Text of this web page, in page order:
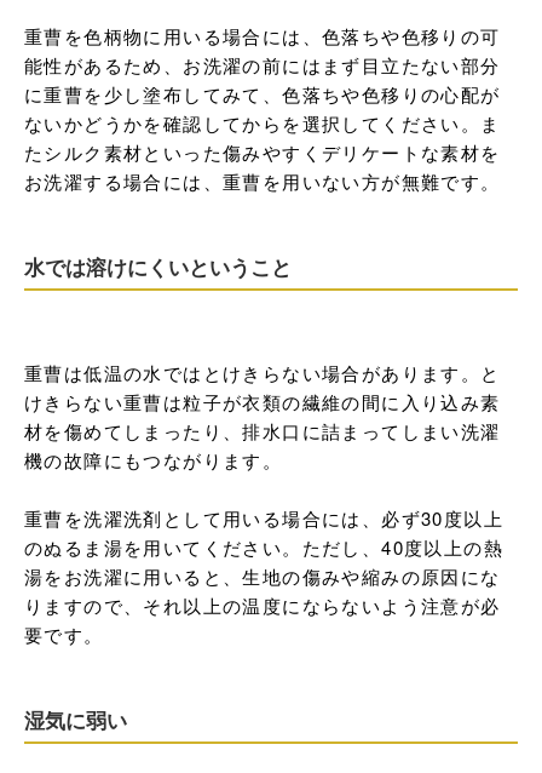
重曹を色柄物に用いる場合には、色落ちや色移りの可
能性があるため、お洗濯の前にはまず目立たない部分
に重曹を少し塗布してみて、色落ちや色移りの心配が
ないかどうかを確認してからを選択してください。ま
たシルク素材といった傷みやすくデリケートな素材を
お洗濯する場合には、重曹を用いない方が無難です。
水では溶けにくいということ
重曹は低温の水ではとけきらない場合があります。と
けきらない重曹は粒子が衣類の繊維の間に入り込み素
材を傷めてしまったり、排水口に詰まってしまい洗濯
機の故障にもつながります。
重曹を洗濯洗剤として用いる場合には、必ず30度以上
のぬるま湯を用いてください。ただし、40度以上の熱
湯をお洗濯に用いると、生地の傷みや縮みの原因にな
りますので、それ以上の温度にならないよう注意が必
要です。
湿気に弱い